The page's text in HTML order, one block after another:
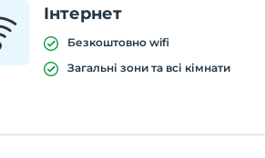
Інтернет
Безкоштовно wifi
Загальні зони та всі кімнати